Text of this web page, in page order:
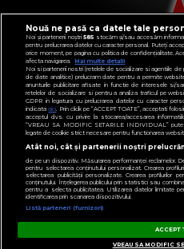
POLITICA DE
NOTĂ DE
Nouă ne pasă ca datele tale
Noi și partenerii noștri585 stocăm și/sau accesăm
pentru prelucrarea datelor cu caracter personal. Puteți
orice moment, pe pagina cu politica de confidențialitate.
afecta navigarea.
Mai multe detalii
Noi si partenerii nostri (retelele de socializare si agentiile
de date analitice) prelucram date pentru a permite
anunturile publicitare afisate in functie de interesele si/
retelelor de socializare si pentru a analiza traficul pe
GDPR in legatura cu prelucrarea datelor cu caracter
indicataaici. Prin click pe “ACCEPT TOATE”, acceptati
acceptul dvs. cu privire la stocarea/accesarea
“VREAU SA MODIFIC SETARILE INDIVIDUAL”
legate de cookie strict necesare pentru functionarea
Atât noi, cât și partenerii noștri
de pe un dispozitiv. Măsurarea performanței reclamelor.
pentru selectarea conținutului personalizat. Crearea
selectarea publicității personalizate. Crearea profilurilor
conținutului. Înțelegerea publicului prin statistici sau
pentru a selecta publicitatea. Utilizarea datelor limitate
identificarea prin scanarea dispozitivului.
Listă parteneri (furnizori)
ACCEPT
VREAU SA MODIFIC